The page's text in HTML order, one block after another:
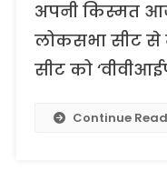
अपनी किस्मत
लोकसभा सीट से
सीट को
Continue